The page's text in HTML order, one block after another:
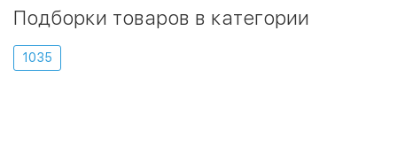
Подборки товаров в категории
1035